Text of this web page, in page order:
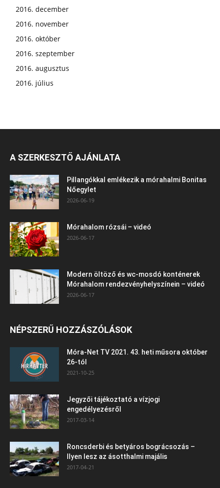
2016. december
2016. november
2016. október
2016. szeptember
2016. augusztus
2016. július
A SZERKESZTŐ AJÁNLATA
Pillangókkal emlékezik a mórahalmi Bonitas
Nőegylet
2026-06-19
Mórahalom rózsái – videó
2026-06-17
Modern öltöző és wc-mosdó konténerek
Mórahalom rendezvényhelyszínein – videó
2026-06-17
NÉPSZERŰ HOZZÁSZÓLÁSOK
Móra-Net TV 2021. 43. heti műsora október
26-tól
2021-10-25
Jegyzői tájékoztató a vízjogi
engedélyezésről
2017-03-14
Roncsderbi és betyáros bográcsozás –
Ilyen lesz az ásotthalmi majális
2017-04-21